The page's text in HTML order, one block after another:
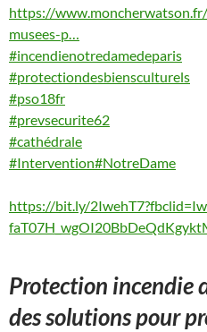
https://
musees-p…
#incendienotredamedeparis
#protectiondesbiensculturels
#pso18fr
#prevsecurite62
#cathédrale
#Intervention#NotreDame
https://bit.ly/
Protection incendie
des solutions pour